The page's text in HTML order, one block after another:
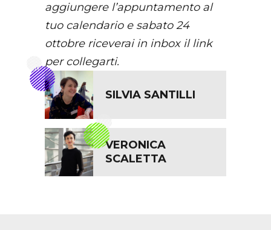
aggiungere l’appuntamento al
tuo calendario e sabato 24
ottobre riceverai in inbox il link
per collegarti.
SILVIA SANTILLI
VERONICA
SCALETTA